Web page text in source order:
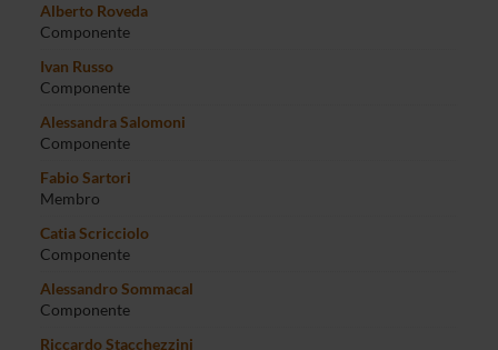
Alberto Roveda
Componente
Ivan Russo
Componente
Alessandra Salomoni
Componente
Fabio Sartori
Membro
Catia Scricciolo
Componente
Alessandro Sommacal
Componente
Riccardo Stacchezzini